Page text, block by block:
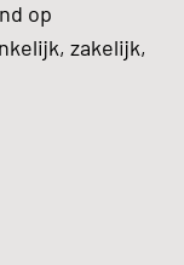
op
zakelijk,